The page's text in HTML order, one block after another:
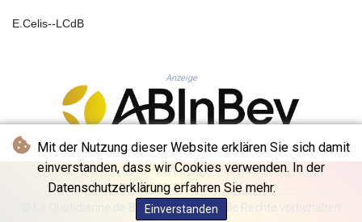
Mit der Nutzung dieser Website erklären Sie sich damit
einverstanden, dass wir Cookies verwenden. In der
Datenschutzerklärung erfahren Sie mehr.
Einverstanden
LTL 3.413768
LVL 0.699335
LYD 7.331909
MDL 20.044751
MGA 4918.938878
MKD 61.524236
MMK 2427.596601
E.Celis--LCdB
Anzeige
© La Quotidienne de Bruxelles - 2026 - Alle Rechte vorbehalten